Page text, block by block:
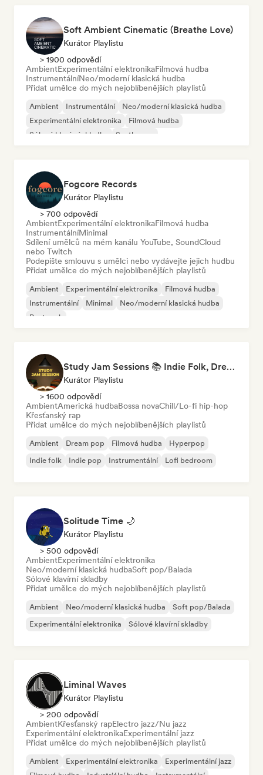
Soft Ambient Cinematic (Breathe Love)
Kurátor Playlistu
> 1900 odpovědí
AmbientExperimentální elektronikaFilmová hudba
InstrumentálníNeo/moderní klasická hudba
Přidat umělce do mých nejoblíbenějších playlistů
Ambient Instrumentální
Neo/moderní klasická hudba
Experimentální elektronika
Filmová hudba
Sólové klavírní skladby
Synthwave
Fogcore Records
Kurátor Playlistu
> 700 odpovědí
AmbientExperimentální elektronikaFilmová hudba
InstrumentálníMinimal
Sdílení umělců na mém kanálu YouTube, SoundCloud
nebo Twitch
Podepište smlouvu s umělci nebo vydávejte jejich hudbu
Přidat umělce do mých nejoblíbenějších playlistů
Ambient Experimentální elektronika
Filmová hudba
Instrumentální
Minimal
Neo/moderní klasická hudba
Post rock
Study Jam Sessions 📚 Indie Folk, Dream Pop & Singer-Songwriter
Kurátor Playlistu
> 1600 odpovědí
AmbientAmerická hudbaBossa novaChill/Lo-fi hip-hop
Křesťanský rap
Přidat umělce do mých nejoblíbenějších playlistů
Ambient Dream pop Filmová hudba
Hyperpop
Indie folk
Indie pop Instrumentální Lofi bedroom
Solitude Time 🌙
Kurátor Playlistu
> 500 odpovědí
AmbientExperimentální elektronika
Neo/moderní klasická hudbaSoft pop/Balada
Sólové klavírní skladby
Přidat umělce do mých nejoblíbenějších playlistů
Ambient Neo/moderní klasická hudba
Soft pop/Balada
Experimentální elektronika
Sólové klavírní skladby
Liminal Waves
Kurátor Playlistu
> 200 odpovědí
AmbientKřesťanský rapElectro jazz/Nu jazz
Experimentální elektronikaExperimentální jazz
Přidat umělce do mých nejoblíbenějších playlistů
Ambient Experimentální elektronika
Experimentální jazz